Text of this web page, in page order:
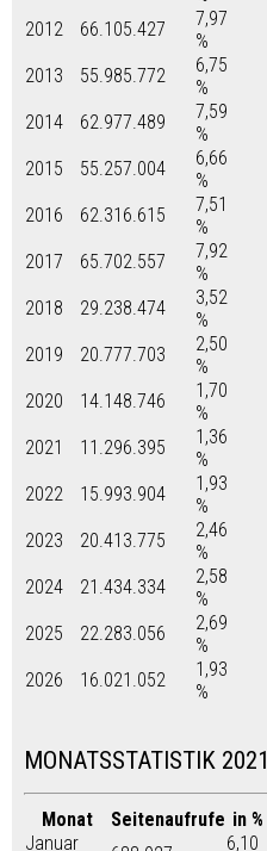
2012
66.105.427
7,97
%
2013
55.985.772
6,75
%
2014
62.977.489
7,59
%
2015
55.257.004
6,66
%
2016
62.316.615
7,51
%
2017
65.702.557
7,92
%
2018
29.238.474
3,52
%
2019
20.777.703
2,50
%
2020
14.148.746
1,70
%
2021
11.296.395
1,36
%
2022
15.993.904
1,93
%
2023
20.413.775
2,46
%
2024
21.434.334
2,58
%
2025
22.283.056
2,69
%
2026
16.021.052
1,93
%
MONATSSTATISTIK 2021
Monat Seitenaufrufe in %
Januar
6,10